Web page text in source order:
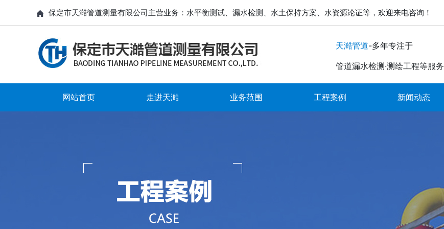
保定市天澔管道测量有限公司主营业务：水平衡测试、漏水检测、水土保持方案、水资源论证等，欢迎来电咨询！
天澔管道-多年专注于
管道漏水检测·测绘工程等服务
网站首页 走进天澔 业务范围 工程案例 新闻动态